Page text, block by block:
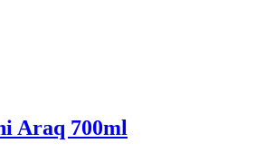
Araq 700ml